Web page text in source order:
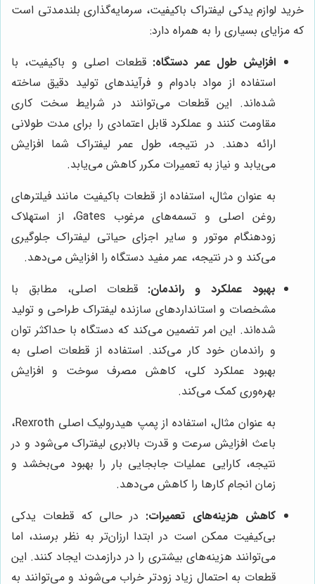
خرید لوازم یدکی لیفتراک باکیفیت، سرمایه‌گذاری بلندمدتی است
که مزایای بسیاری را به همراه دارد:
افزایش طول عمر دستگاه: قطعات اصلی و باکیفیت، با
استفاده از مواد بادوام و فرآیندهای تولید دقیق ساخته
شده‌اند. این قطعات می‌توانند در شرایط سخت کاری
مقاومت کنند و عملکرد قابل اعتمادی را برای مدت طولانی
ارائه دهند. در نتیجه، طول عمر لیفتراک شما افزایش
می‌یابد و نیاز به تعمیرات مکرر کاهش می‌یابد.
به عنوان مثال، استفاده از قطعات باکیفیت مانند فیلترهای
روغن اصلی و تسمه‌های مرغوب Gates، از استهلاک
زودهنگام موتور و سایر اجزای حیاتی لیفتراک جلوگیری
می‌کند و در نتیجه، عمر مفید دستگاه را افزایش می‌دهد.
بهبود عملکرد و راندمان: قطعات اصلی، مطابق با
مشخصات و استانداردهای سازنده لیفتراک طراحی و تولید
شده‌اند. این امر تضمین می‌کند که دستگاه با حداکثر توان
و راندمان خود کار می‌کند. استفاده از قطعات اصلی به
بهبود عملکرد کلی، کاهش مصرف سوخت و افزایش
بهره‌وری کمک می‌کند.
به عنوان مثال، استفاده از پمپ هیدرولیک اصلی Rexroth،
باعث افزایش سرعت و قدرت بالابری لیفتراک می‌شود و در
نتیجه، کارایی عملیات جابجایی بار را بهبود می‌بخشد و
زمان انجام کارها را کاهش می‌دهد.
کاهش هزینه‌های تعمیرات: در حالی که قطعات یدکی
بی‌کیفیت ممکن است در ابتدا ارزان‌تر به نظر برسند، اما
می‌توانند هزینه‌های بیشتری را در درازمدت ایجاد کنند. این
قطعات به احتمال زیاد زودتر خراب می‌شوند و می‌توانند به